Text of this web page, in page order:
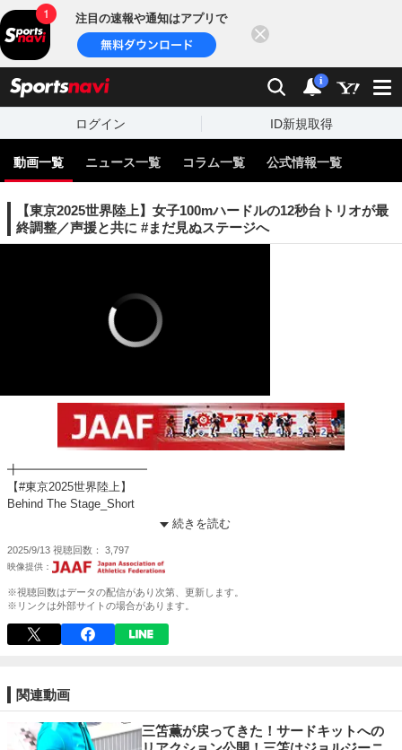
注目の速報や通知はアプリで
検索 通知
i
ログイン ID新規取得
動画一覧 ニュース一覧 コラム一覧 公式情報一覧
【東京2025世界陸上】女子100mハードルの12秒台トリオが最
終調整／声援と共に #まだ見ぬステージへ
╋━━━━━━━━━━━
【#東京2025世界陸上】
Behind The Stage_Short
世界陸上特設サイトはこちら
https://jaaf.or.jp/wch/tokyo2025/
女子100mハードルの12秒台トリオが最終調整
予選は明日14日（日）21:06～
#中島ひとみ（長谷川体育施設）
／
声援と共に #まだ見ぬステージへ
続きを読む
2025/9/13 視聴回数 3,797
※視聴回数はデータの配信があり次第、更新します。
※リンクは外部サイトの場合があります。
関連動画
三笘薫が戻ってきた！サードキットへの